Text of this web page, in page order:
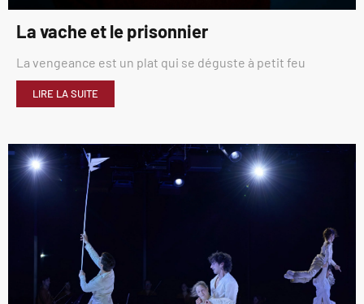
La vache et le prisonnier
La vengeance est un plat qui se déguste à petit feu
LIRE LA SUITE